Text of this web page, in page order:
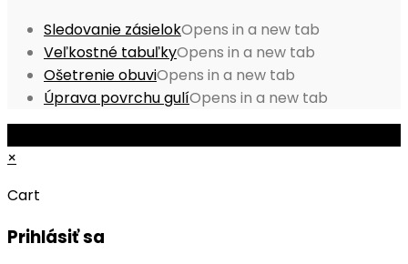
Sledovanie zásielokOpens in a new tab
Veľkostné tabuľkyOpens in a new tab
Ošetrenie obuviOpens in a new tab
Úprava povrchu gulíOpens in a new tab
×
Cart
Prihlásiť sa